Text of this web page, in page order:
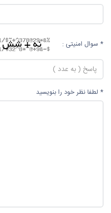
* سوال امنیتی :
* لطفا نظر خود را بنویسید